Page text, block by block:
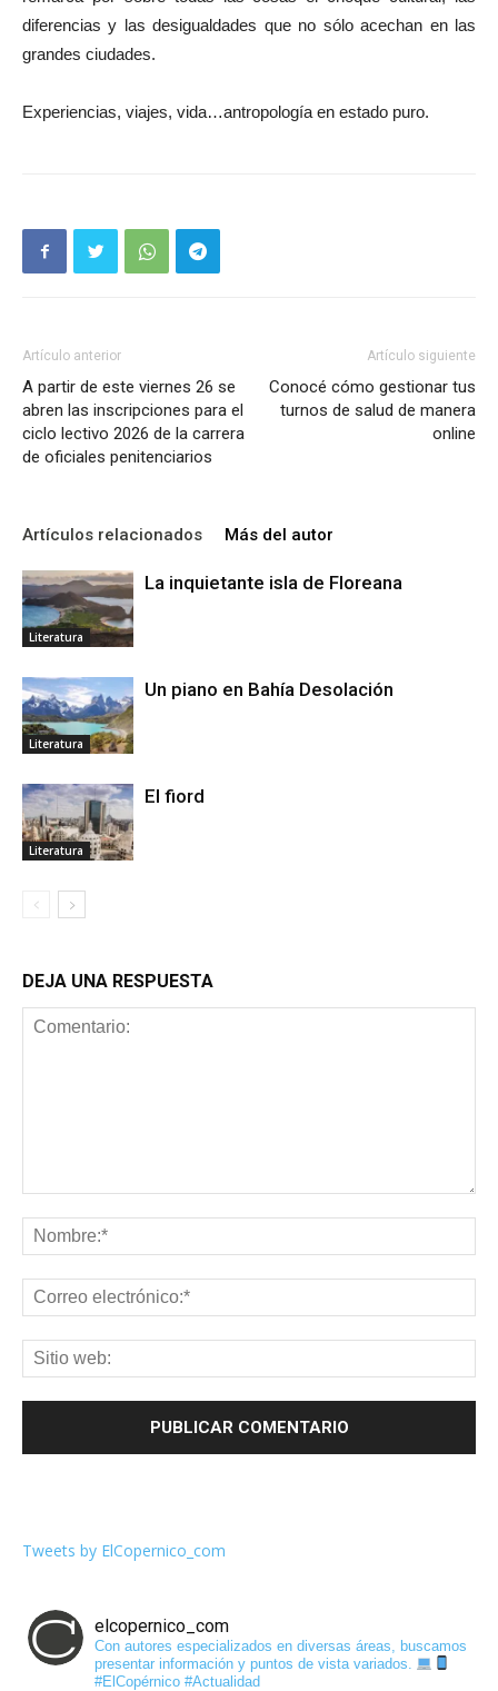
diferencias y las desigualdades que no sólo acechan en las
grandes ciudades.
Experiencias, viajes, vida…antropología en estado puro.
Artículo anterior
A partir de este viernes 26 se
abren las inscripciones para el
ciclo lectivo 2026 de la carrera
de oficiales penitenciarios
Artículo siguiente
Conocé cómo gestionar tus
turnos de salud de manera
online
Artículos relacionados Más del autor
Literatura
La inquietante isla de Floreana
Literatura
Un piano en Bahía Desolación
Literatura
El fiord
DEJA UNA RESPUESTA
Tweets by ElCopernico_com
elcopernico_com
Con autores especializados en diversas áreas, buscamos
presentar información y puntos de vista variados.
#ElCopérnico #Actualidad